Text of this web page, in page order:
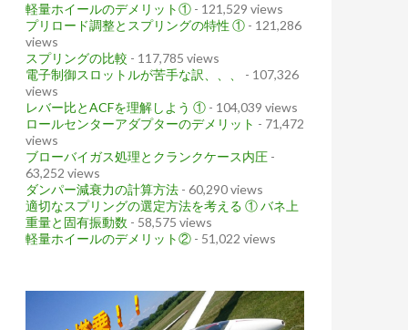
軽量ホイールのデメリット① - 121,529 views
プリロード調整とスプリングの特性 ① - 121,286
views
スプリングの比較 - 117,785 views
電子制御スロットルが苦手な訳、、、
- 107,326
views
レバー比とACFを理解しよう ① - 104,039 views
ロールセンターアダプターのデメリット - 71,472
views
ブローバイガス処理とクランクケース内圧 -
63,252 views
ダンパー減衰力の計算方法 - 60,290 views
適切なスプリングの選定方法を考える ① バネ上
重量と固有振動数 - 58,575 views
軽量ホイールのデメリット② - 51,022 views